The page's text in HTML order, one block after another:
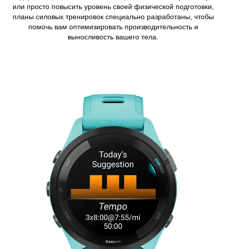
или просто повысить уровень своей физической подготовки,
планы силовых тренировок специально разработаны, чтобы
помочь вам оптимизировать производительность и
выносливость вашего тела.